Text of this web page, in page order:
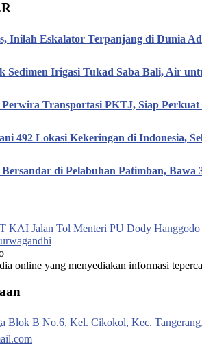
Inilah Eskalator Terpanjang di Dunia
Sedimen Irigasi Tukad Saba Bali, Air
Transportasi PKTJ, Siap Perkuat
492 Lokasi Kekeringan di Indonesia,
di Pelabuhan Patimban,
KAI Jalan Tol Menteri PU Dody Hanggodo
online yang menyediakan informasi
Blok B No.6, Kel. Cikokol, Kec.